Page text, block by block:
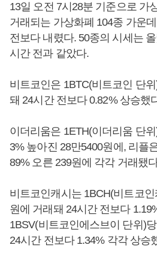
13일 오전 7시28분 기준으로 가
거래되는 가상화폐 104종 가운
전보다 내렸다. 50종의 시세는
시간 전과 같았다.
비트코인은 1BTC(비트코인 단
돼 24시간 전보다 0.82% 상승했
이더리움은 1ETH(이더리움 단
3% 높아진 28만5400원에, 리플
89% 오른 239원에 각각 거래됐
비트코인캐시는 1BCH(비트코
원에 거래돼 24시간 전보다
1BSV(비트코인에스브이 단위)
24시간 전보다 1.34% 각각 상승